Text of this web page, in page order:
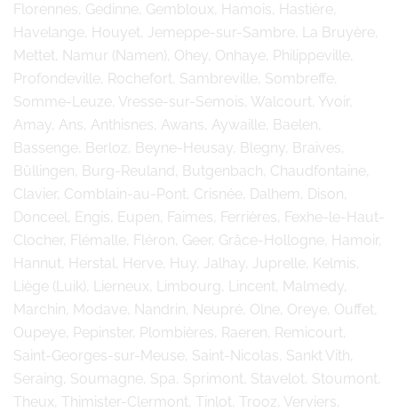
Florennes, Gedinne, Gembloux, Hamois, Hastière,
Havelange, Houyet, Jemeppe-sur-Sambre, La Bruyère,
Mettet, Namur (Namen), Ohey, Onhaye, Philippeville,
Profondeville, Rochefort, Sambreville, Sombreffe,
Somme-Leuze, Vresse-sur-Semois, Walcourt, Yvoir,
Amay, Ans, Anthisnes, Awans, Aywaille, Baelen,
Bassenge, Berloz, Beyne-Heusay, Blegny, Braives,
Büllingen, Burg-Reuland, Butgenbach, Chaudfontaine,
Clavier, Comblain-au-Pont, Crisnée, Dalhem, Dison,
Donceel, Engis, Eupen, Faimes, Ferrières, Fexhe-le-Haut-
Clocher, Flémalle, Fléron, Geer, Grâce-Hollogne, Hamoir,
Hannut, Herstal, Herve, Huy, Jalhay, Juprelle, Kelmis,
Liège (Luik), Lierneux, Limbourg, Lincent, Malmedy,
Marchin, Modave, Nandrin, Neupré, Olne, Oreye, Ouffet,
Oupeye, Pepinster, Plombières, Raeren, Remicourt,
Saint-Georges-sur-Meuse, Saint-Nicolas, Sankt Vith,
Seraing, Soumagne, Spa, Sprimont, Stavelot, Stoumont,
Theux, Thimister-Clermont, Tinlot, Trooz, Verviers,